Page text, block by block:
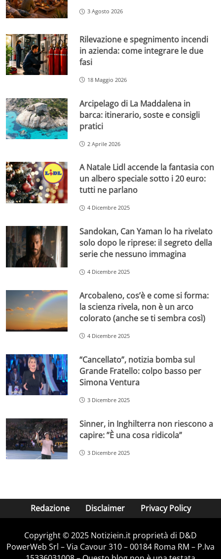
3 Agosto 2026
Rilevazione e spegnimento incendi
in azienda: come integrare le due
fasi
18 Maggio 2026
Arcipelago di La Maddalena in
barca: itinerario, soste e consigli
pratici
2 Aprile 2026
A Natale Lidl accende la fantasia con
un albero speciale sotto i 20 euro:
tutti ne parlano
4 Dicembre 2025
Sandokan, Can Yaman lo ha rivelato
solo dopo le riprese: il segreto della
serie che nessuno immagina
4 Dicembre 2025
Arcobaleno, cos’è e come si forma:
la scienza rivela, non è un arco
colorato (anche se ti sembra così)
4 Dicembre 2025
“Cancellato”, notizia bomba sul
Grande Fratello: colpo basso per
Simona Ventura
3 Dicembre 2025
Sinner, in Inghilterra non riescono a
capire: ”È una cosa ridicola”
3 Dicembre 2025
Redazione Disclaimer Privacy Policy
Copyright © 2025 Notiziein.it proprietà di D&D
PowerWeb Srl – Via Cavour 310 – 00184 Roma RM – P.Iva